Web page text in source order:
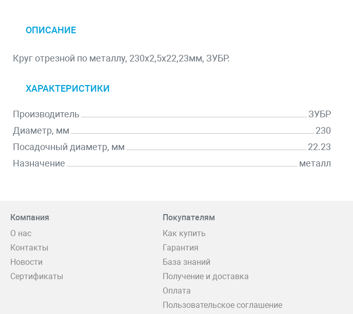
ОПИСАНИЕ
Круг отрезной по металлу, 230х2,5х22,23мм, ЗУБР.
ХАРАКТЕРИСТИКИ
Производитель
ЗУБР
Диаметр, мм
230
Посадочный диаметр, мм
22.23
Назначение
металл
Компания
О нас
Контакты
Новости
Сертификаты
Покупателям
Как купить
Гарантия
База знаний
Получение и доставка
Оплата
Пользовательское соглашение